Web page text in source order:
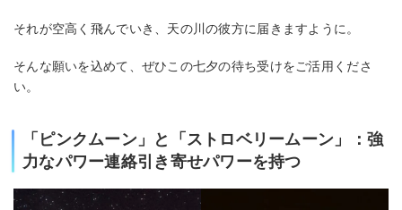
それが空高く飛んでいき、天の川の彼方に届きますように。
そんな願いを込めて、ぜひこの七夕の待ち受けをご活用くださ
い。
「ピンクムーン」と「ストロベリームーン」：強
力なパワー連絡引き寄せパワーを持つ